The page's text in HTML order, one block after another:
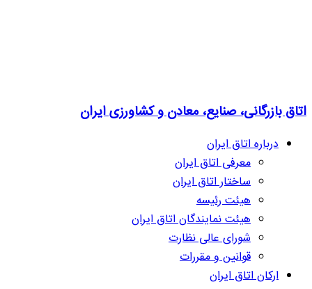
اتاق بازرگانی، صنایع، معادن و کشاورزی ایران
درباره اتاق ایران
معرفی اتاق ایران
ساختار اتاق ایران
هیئت رئیسه
هیئت نمایندگان اتاق ایران
شورای عالی نظارت
قوانین و مقررات
ارکان اتاق ایران